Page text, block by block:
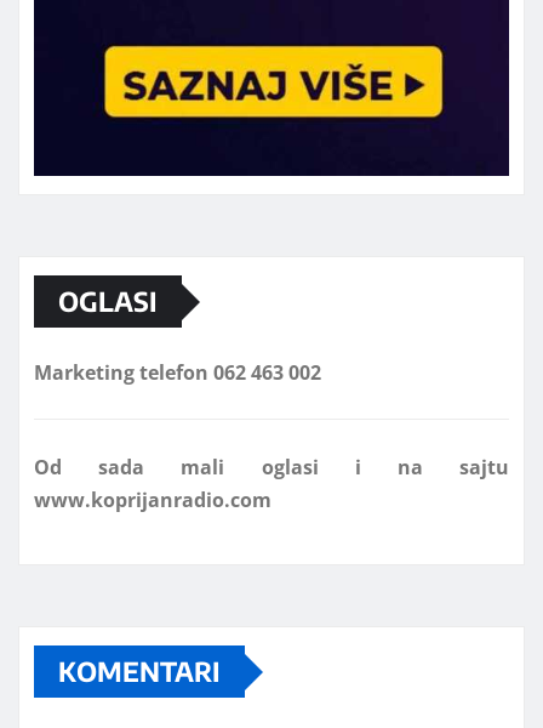
OGLASI
Marketing telefon 062 463 002
KOMENTARI